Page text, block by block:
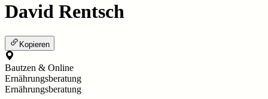
David Rentsch
Kopieren
Bautzen & Online
Ernährungsberatung
Ernährungsberatung